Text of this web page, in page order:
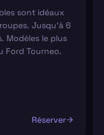
sont idéaux
Jusqu'à 6
Modèles le plus
Ford Tourneo.
Réserver